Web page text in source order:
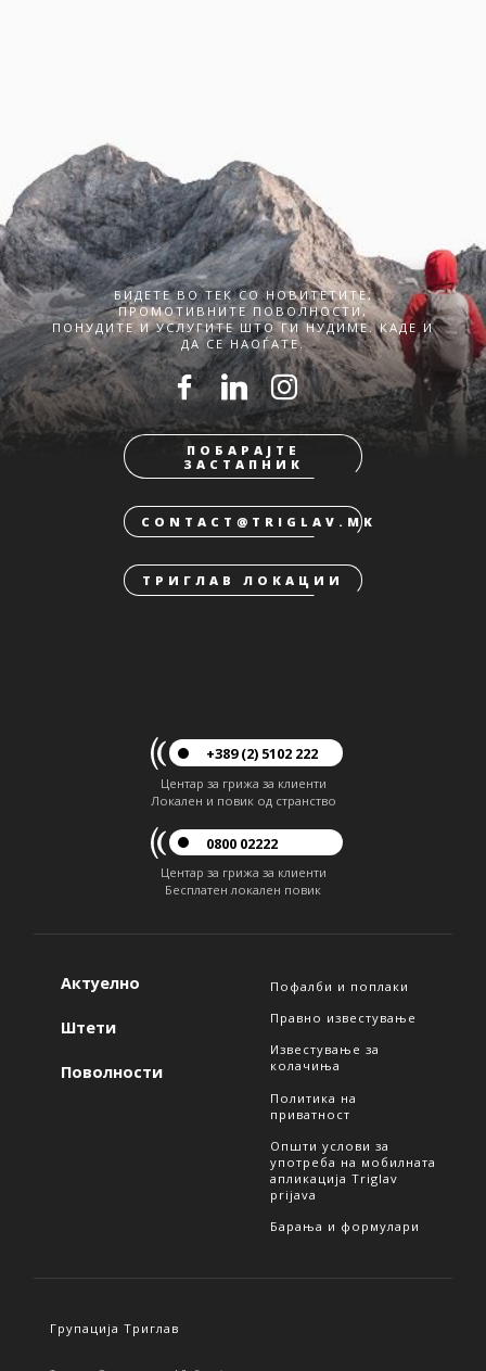
БИДЕТЕ ВО ТЕК СО НОВИТЕТИТЕ,
ПРОМОТИВНИТЕ ПОВОЛНОСТИ,
ПОНУДИТЕ И УСЛУГИТЕ ШТО ГИ НУДИМЕ. КАДЕ И
ДА СЕ НАОЃАТЕ.
ПОБАРАЈТЕ
ЗАСТАПНИК
CONTACT@TRIGLAV.MK
ТРИГЛАВ ЛОКАЦИИ
+389 (2) 5102 222
Центар за грижа за клиенти
Локален и повик од странство
0800 02222
Центар за грижа за клиенти
Бесплатен локален повик
Актуелно
Штети
Поволности
Пофалби и поплаки
Правно известување
Известување за
колачиња
Политика на
приватност
Општи услови за
употреба на мобилната
апликација Triglav
prijava
Барања и формулари
Групација Триглав